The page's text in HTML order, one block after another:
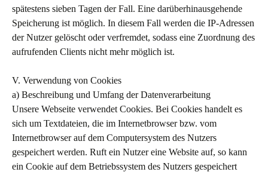
spätestens sieben Tagen der Fall. Eine darüberhinausgehende
Speicherung ist möglich. In diesem Fall werden die IP-Adressen
der Nutzer gelöscht oder verfremdet, sodass eine Zuordnung des
aufrufenden Clients nicht mehr möglich ist.
V. Verwendung von Cookies
a) Beschreibung und Umfang der Datenverarbeitung
Unsere Webseite verwendet Cookies. Bei Cookies handelt es
sich um Textdateien, die im Internetbrowser bzw. vom
Internetbrowser auf dem Computersystem des Nutzers
gespeichert werden. Ruft ein Nutzer eine Website auf, so kann
ein Cookie auf dem Betriebssystem des Nutzers gespeichert